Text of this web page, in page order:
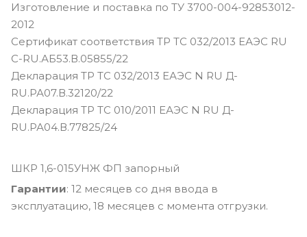
Изготовление и поставка по ТУ 3700-004-92853012-
2012
Сертификат соответствия ТР ТС 032/2013 ЕАЭС RU
С-RU.АБ53.В.05855/22
Декларация ТР ТС 032/2013 ЕАЭС N RU Д-
RU.РА07.В.32120/22
Декларация ТР ТС 010/2011 ЕАЭС N RU Д-
RU.РА04.В.77825/24
ШКР 1,6-015УНЖ ФП запорный
Гарантии: 12 месяцев со дня ввода в
эксплуатацию, 18 месяцев с момента отгрузки.